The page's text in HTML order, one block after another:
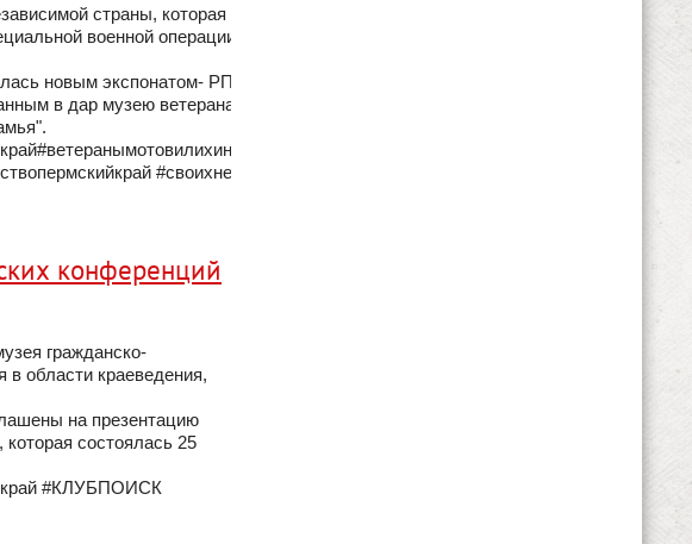
страны, которая в настоящее
военной операции. Это новая
новым экспонатом- РПГ-18 (муха)
в дар музею ветеранами боевых
#своихнебросаем
конференций
гражданско-
области краеведения,
на презентацию
состоялась 25
#КЛУБПОИСК